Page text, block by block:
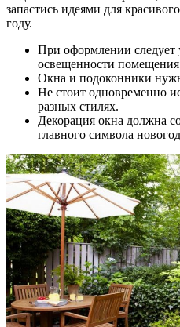
запастись идеями для
году.
При оформлении следует
освещенности
Окна и подоконники
Не стоит одновременно
разных стилях.
Декорация окна должна
главного символа